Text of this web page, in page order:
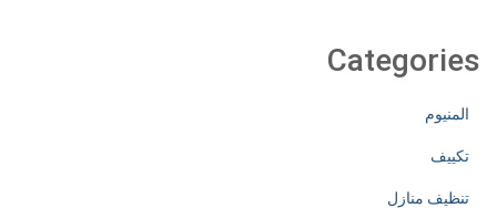
Categories
المنيوم
تكييف
تنظيف منازل